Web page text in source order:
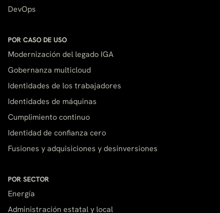
DevOps
POR CASO DE USO
Modernización del legado IGA
Gobernanza multicloud
Identidades de los trabajadores
Identidades de máquinas
Cumplimiento continuo
Identidad de confianza cero
Fusiones y adquisiciones y desinversiones
POR SECTOR
Energía
Administración estatal y local